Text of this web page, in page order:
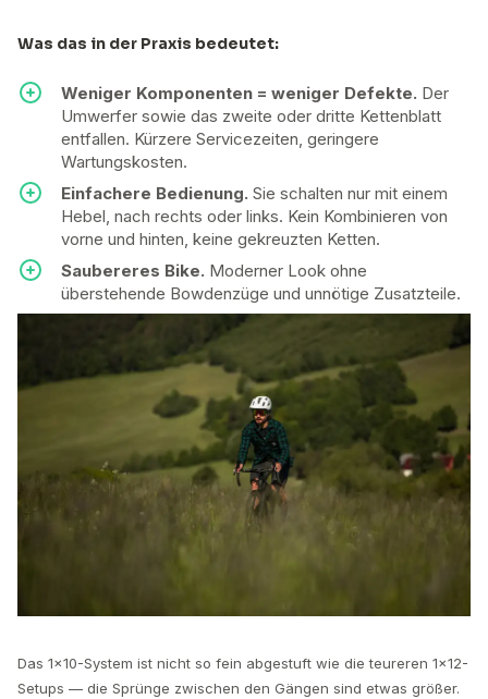
Was das in der Praxis bedeutet:
Weniger Komponenten = weniger Defekte. Der
Umwerfer sowie das zweite oder dritte Kettenblatt
entfallen. Kürzere Servicezeiten, geringere
Wartungskosten.
Einfachere Bedienung. Sie schalten nur mit einem
Hebel, nach rechts oder links. Kein Kombinieren von
vorne und hinten, keine gekreuzten Ketten.
Saubereres Bike. Moderner Look ohne
überstehende Bowdenzüge und unnötige Zusatzteile.
Das 1×10-System ist nicht so fein abgestuft wie die teureren 1×12-
Setups — die Sprünge zwischen den Gängen sind etwas größer.